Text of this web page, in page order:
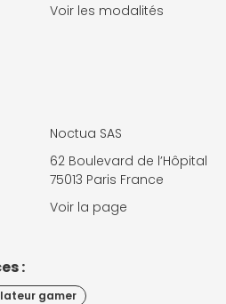
Voir les modalités
Noctua SAS
62 Boulevard de l’Hôpital
75013 Paris France
Voir la page
:
gamer